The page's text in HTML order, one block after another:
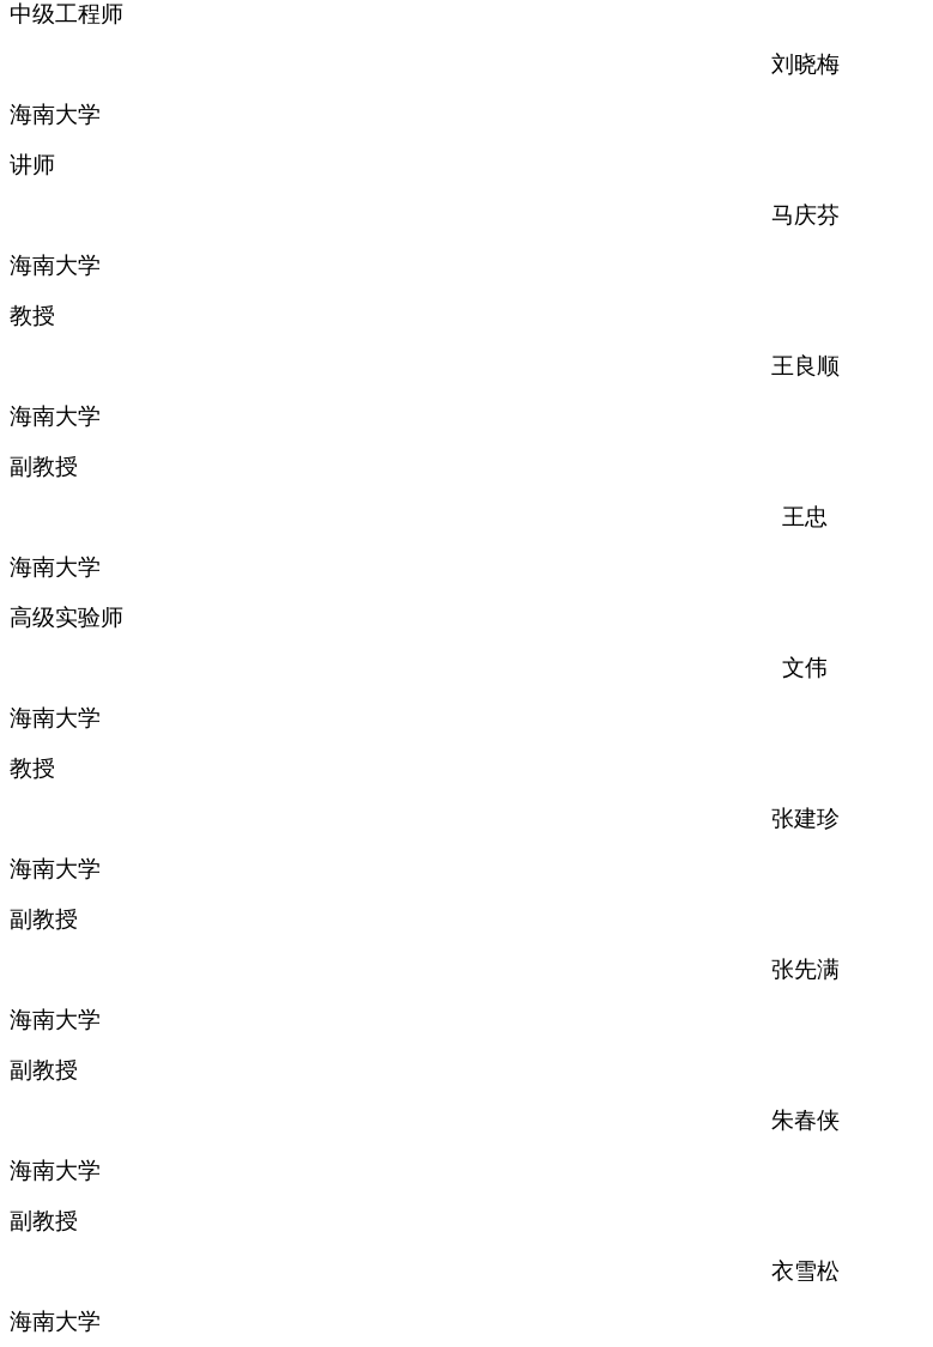
中级工程师
刘晓梅
海南大学
讲师
马庆芬
海南大学
教授
王良顺
海南大学
副教授
王忠
海南大学
高级实验师
文伟
海南大学
教授
张建珍
海南大学
副教授
张先满
海南大学
副教授
朱春侠
海南大学
副教授
衣雪松
海南大学